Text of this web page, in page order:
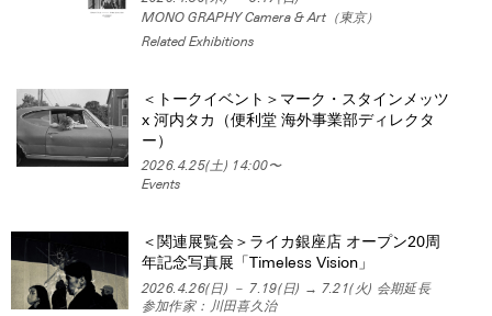
MONO GRAPHY Camera & Art（東京）
Related Exhibitions
＜トークイベント＞マーク・スタインメッツ
x 河内タカ（便利堂 海外事業部ディレクタ
ー）
2026.4.25(土) 14:00〜
Events
＜関連展覧会＞ライカ銀座店 オープン20周
年記念写真展「Timeless Vision」
2026.4.26(日) － 7.19(日) → 7.21(火) 会期延長
参加作家：川田喜久治